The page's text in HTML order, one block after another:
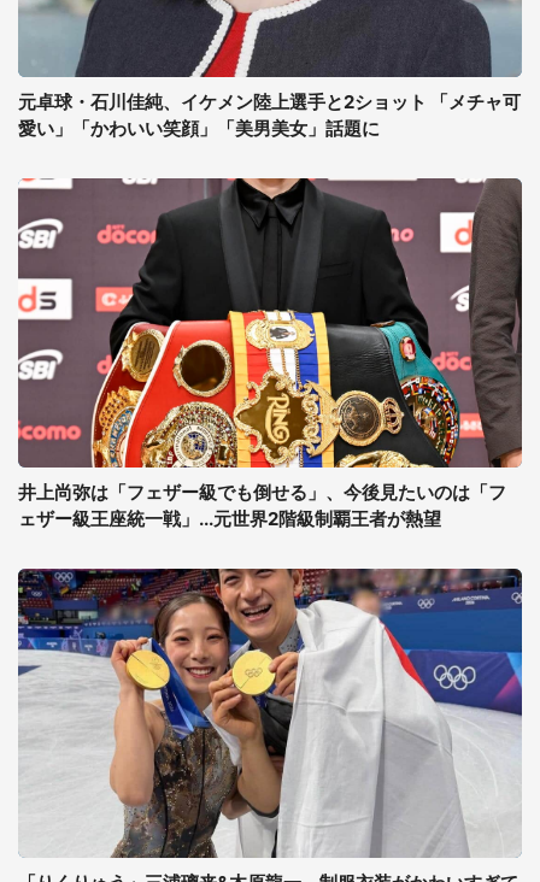
元卓球・石川佳純、イケメン陸上選手と2ショット 「メチャ可
愛い」「かわいい笑顔」「美男美女」話題に
井上尚弥は「フェザー級でも倒せる」、今後見たいのは「フ
ェザー級王座統一戦」...元世界2階級制覇王者が熱望